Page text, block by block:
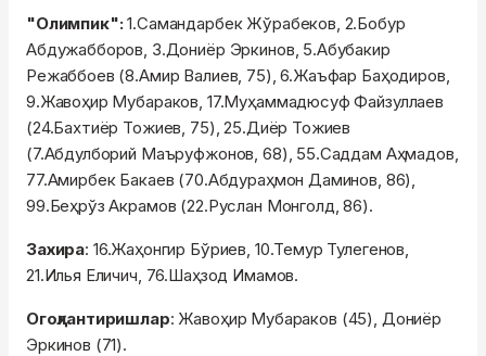
"Олимпик":1.Самандарбек Жўрабеков, 2.Бобур
Абдужабборов, 3.Дониёр Эркинов, 5.Абубакир
Режаббоев (8.Амир Валиев, 75), 6.Жаъфар Баҳодиров,
9.Жавоҳир Мубараков, 17.Муҳаммадюсуф Файзуллаев
(24.Бахтиёр Тожиев, 75), 25.Диёр Тожиев
(7.Абдулборий Маъруфжонов, 68), 55.Саддам Аҳмадов,
77.Амирбек Бакаев (70.Абдураҳмон Даминов, 86),
99.Беҳрўз Акрамов (22.Руслан Монголд, 86).
Захира: 16.Жаҳонгир Бўриев, 10.Темур Тулегенов,
21.Илья Еличич, 76.Шаҳзод Имамов.
Огоҳлантиришлар: Жавоҳир Мубараков (45), Дониёр
Эркинов (71).